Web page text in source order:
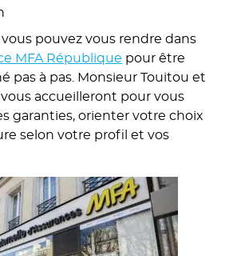
vous pouvez vous rendre dans
MFA République pour être
pas à pas. Monsieur Touitou et
accueilleront pour vous
garanties, orienter votre choix
selon votre profil et vos